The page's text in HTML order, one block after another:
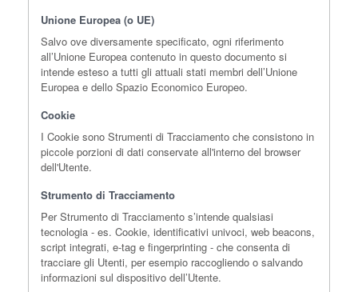
Unione Europea (o UE)
Salvo ove diversamente specificato, ogni riferimento
all’Unione Europea contenuto in questo documento si
intende esteso a tutti gli attuali stati membri dell’Unione
Europea e dello Spazio Economico Europeo.
Cookie
I Cookie sono Strumenti di Tracciamento che consistono in
piccole porzioni di dati conservate all'interno del browser
dell'Utente.
Strumento di Tracciamento
Per Strumento di Tracciamento s’intende qualsiasi
tecnologia - es. Cookie, identificativi univoci, web beacons,
script integrati, e-tag e fingerprinting - che consenta di
tracciare gli Utenti, per esempio raccogliendo o salvando
informazioni sul dispositivo dell’Utente.